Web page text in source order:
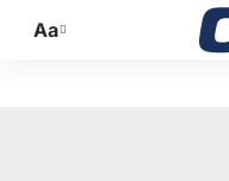
Promijeni
Aa